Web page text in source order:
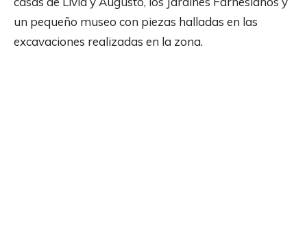
un pequeño museo con piezas halladas en las
excavaciones realizadas en la zona.